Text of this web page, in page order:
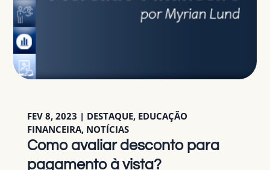
Como avaliar desconto para
pagamento à vista?
FEV 8, 2023 | DESTAQUE, EDUCAÇÃO
FINANCEIRA, NOTÍCIAS